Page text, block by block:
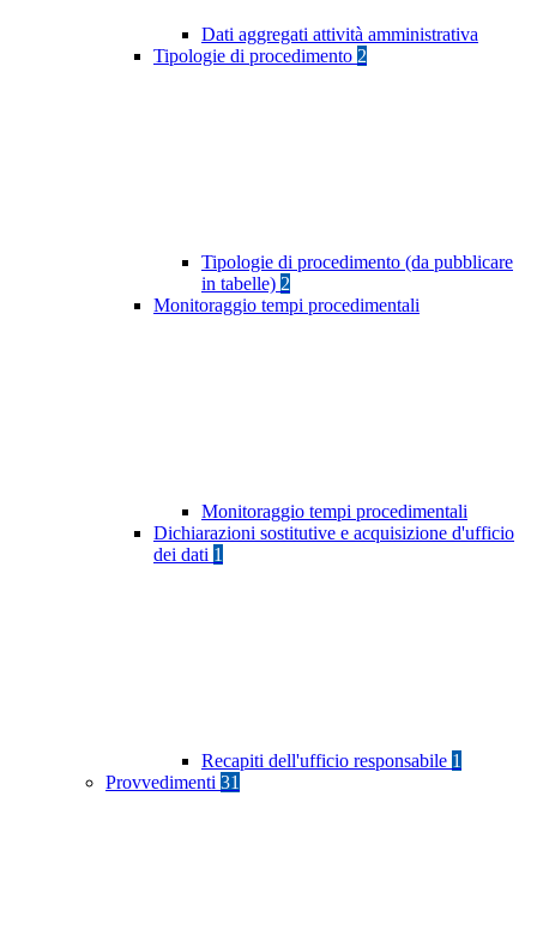
Dati aggregati attività amministrativa
Tipologie di procedimento 2
Tipologie di procedimento (da pubblicare
in tabelle) 2
Monitoraggio tempi procedimentali
Monitoraggio tempi procedimentali
Dichiarazioni sostitutive e acquisizione d'ufficio
dei dati 1
Recapiti dell'ufficio responsabile 1
Provvedimenti 31